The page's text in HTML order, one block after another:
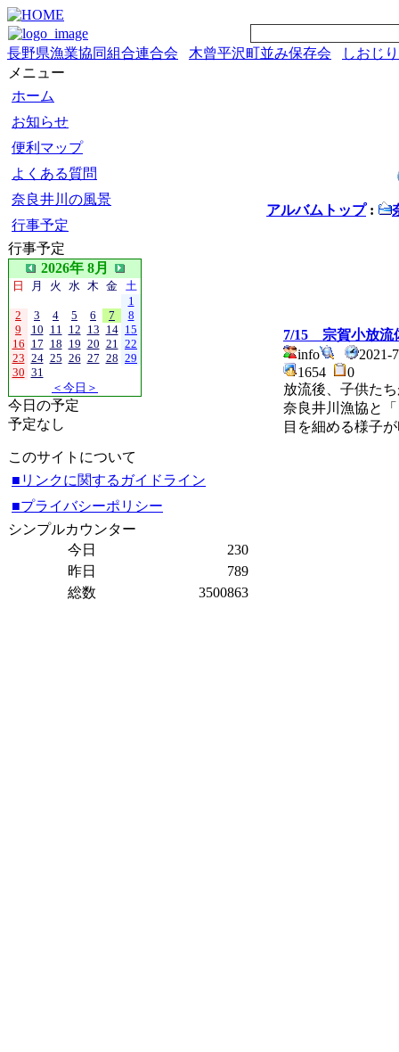
長野県漁業協同組合連合会 木曾平沢町並み保存会
しおじ
メニュー
ホーム
お知らせ
便利マップ
よくある質問
奈良井川の風景
行事予定
行事予定
2026年 8月
日 月 火 水 木 金 土
1
2
3 4 5 6 7
8
9
10 11 12 13 14 15
16 17 18 19 20 21 22
23 24 25 26 27 28 29
30 31
＜今日＞
今日の予定
予定なし
このサイトについて
■リンクに関するガイドライン
■プライバシーポリシー
シンプルカウンター
今日
230
昨日
789
総数
3500863
アルバムトップ:
7/15 宗賀小放
info
1654
0
放流後、子供た
奈良井川漁協と
目を細める様子